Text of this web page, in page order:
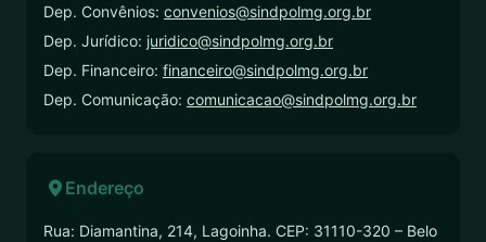
Dep. Convênios: convenios@sindpolmg.org.br
Dep. Jurídico: juridico@sindpolmg.org.br
Dep. Financeiro: financeiro@sindpolmg.org.br
Dep. Comunicação: comunicacao@sindpolmg.org.br
Endereço
Rua: Diamantina, 214, Lagoinha. CEP: 31110-320 – Belo